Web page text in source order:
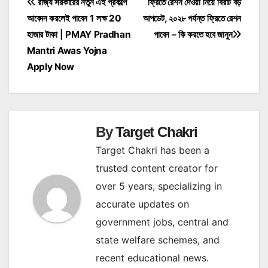
Post
navigation
আপডেট, ২০২৮ পর্যন্ত ফ্রিতে রেশন
পাবেন – কি করতে হবে জানুন
আবেদন করলেই পাবেন 1 লক্ষ 20
হাজার টাকা | PMAY Pradhan
Mantri Awas Yojna
Apply Now
ByTarget Chakri
Target Chakri has been a
trusted content creator for
over 5 years, specializing in
accurate updates on
government jobs, central and
state welfare schemes, and
recent educational news.